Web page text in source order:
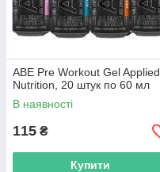
ABE Pre Workout Gel Applied
Nutrition, 20 штук по 60 мл
В наявності
115 ₴
Купити